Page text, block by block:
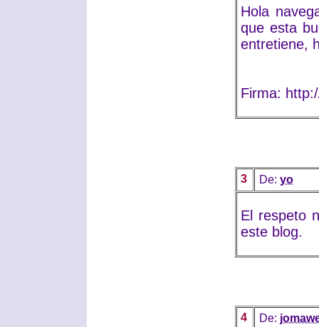
Hola
que esta
entretiene,
Firma:
3 De: yo
El respeto
este blog.
4 De: